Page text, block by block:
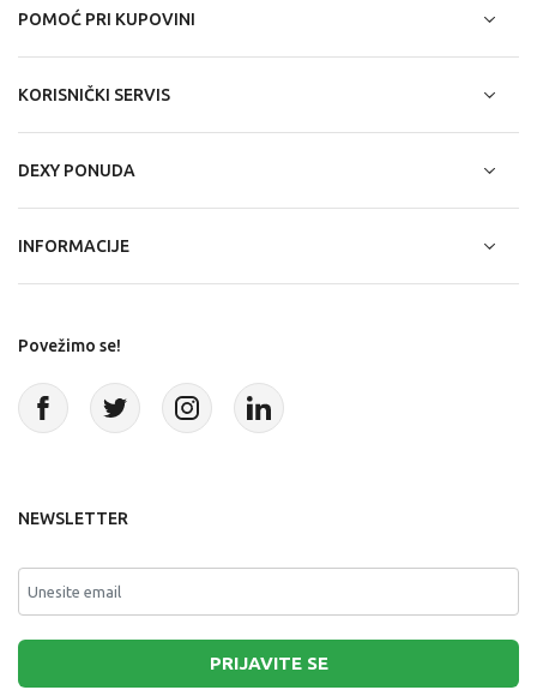
POMOĆ PRI KUPOVINI
KORISNIČKI SERVIS
DEXY PONUDA
INFORMACIJE
Povežimo se!
NEWSLETTER
PRIJAVITE SE